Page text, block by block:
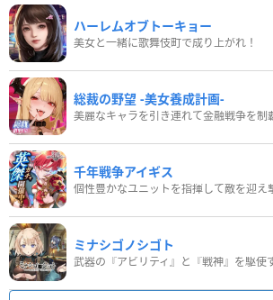
ハーレムオブトーキョー
美女と一緒に歌舞伎町で成り上がれ！
総裁の野望 -美女養成計画-
美麗なキャラを引き連れて金融戦争を制
千年戦争アイギス
個性豊かなユニットを指揮して敵を迎え
ミナシゴノシゴト